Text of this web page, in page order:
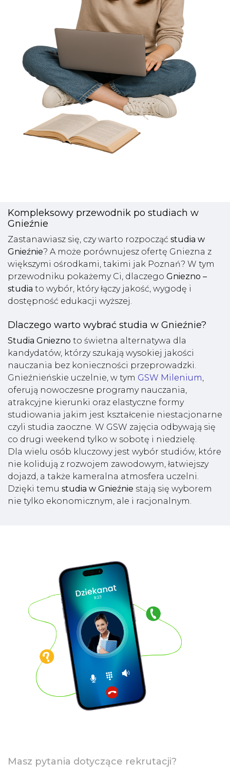
Kompleksowy przewodnik po studiach w
Gnieźnie
Zastanawiasz się, czy warto rozpocząć studia w
Gnieźnie? A może porównujesz ofertę Gniezna z
większymi ośrodkami, takimi jak Poznań? W tym
przewodniku pokażemy Ci, dlaczego Gniezno –
studia to wybór, który łączy jakość, wygodę i
dostępność edukacji wyższej.
Dlaczego warto wybrać studia w Gnieźnie?
Studia Gniezno to świetna alternatywa dla
kandydatów, którzy szukają wysokiej jakości
nauczania bez konieczności przeprowadzki.
Gnieźnieńskie uczelnie, w tym GSW Milenium,
oferują nowoczesne programy nauczania,
atrakcyjne kierunki oraz elastyczne formy
studiowania jakim jest kształcenie niestacjonarne
czyli studia zaoczne. W GSW zajęcia odbywają się
co drugi weekend tylko w sobotę i niedzielę.
Dla wielu osób kluczowy jest wybór studiów, które
nie kolidują z rozwojem zawodowym, łatwiejszy
dojazd, a także kameralna atmosfera uczelni.
Dzięki temu studia w Gnieźnie stają się wyborem
nie tylko ekonomicznym, ale i racjonalnym.
Masz pytania dotyczące rekrutacji?